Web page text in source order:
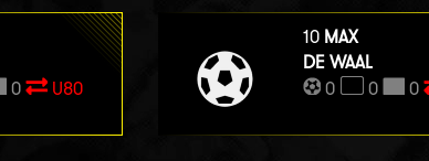
0 U80
10 MAX
DE WAAL
0
0 0